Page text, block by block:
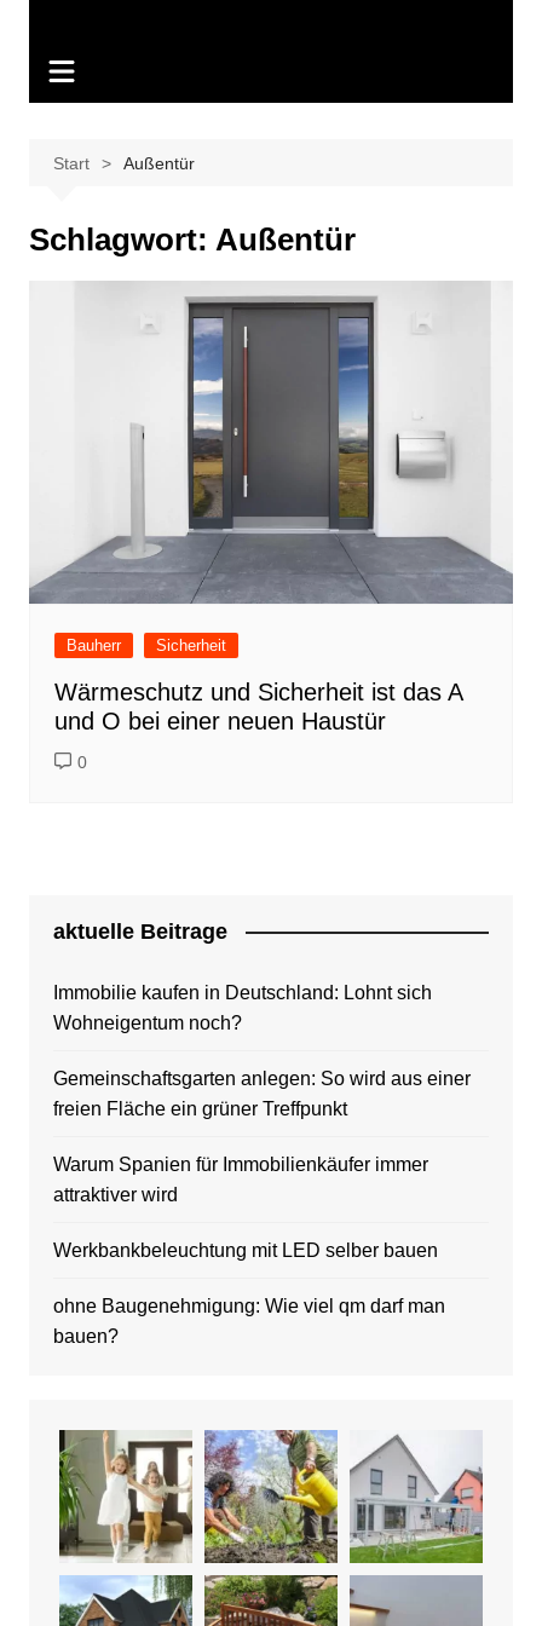
Start Außentür
Schlagwort: Außentür
Bauherr Sicherheit
Wärmeschutz und Sicherheit ist das A
und O bei einer neuen Haustür
0
aktuelle Beitrage
Immobilie kaufen in Deutschland: Lohnt sich
Wohneigentum noch?
Gemeinschaftsgarten anlegen: So wird aus einer
freien Fläche ein grüner Treffpunkt
Warum Spanien für Immobilienkäufer immer
attraktiver wird
Werkbankbeleuchtung mit LED selber bauen
ohne Baugenehmigung: Wie viel qm darf man
bauen?